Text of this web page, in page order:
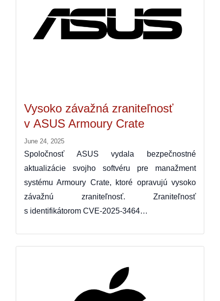
Vysoko závažná zraniteľnosť
v ASUS Armoury Crate
June 24, 2025
Spoločnosť ASUS vydala bezpečnostné
aktualizácie svojho softvéru pre manažment
systému Armoury Crate, ktoré opravujú vysoko
závažnú zraniteľnosť. Zraniteľnosť
s identifikátorom CVE-2025-3464…